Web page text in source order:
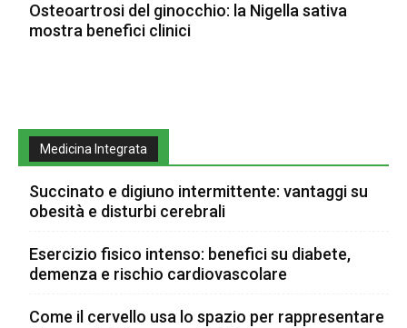
Osteoartrosi del ginocchio: la Nigella sativa
mostra benefici clinici
Medicina Integrata
Succinato e digiuno intermittente: vantaggi su
obesità e disturbi cerebrali
Esercizio fisico intenso: benefici su diabete,
demenza e rischio cardiovascolare
Come il cervello usa lo spazio per rappresentare